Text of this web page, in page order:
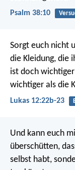
Psalm 38:10
Sorgt euch nicht
die Kleidung, die
ist doch
wichtiger als die
Lukas 12:22b-23
Und kann euch
überschütten,
selbst habt,